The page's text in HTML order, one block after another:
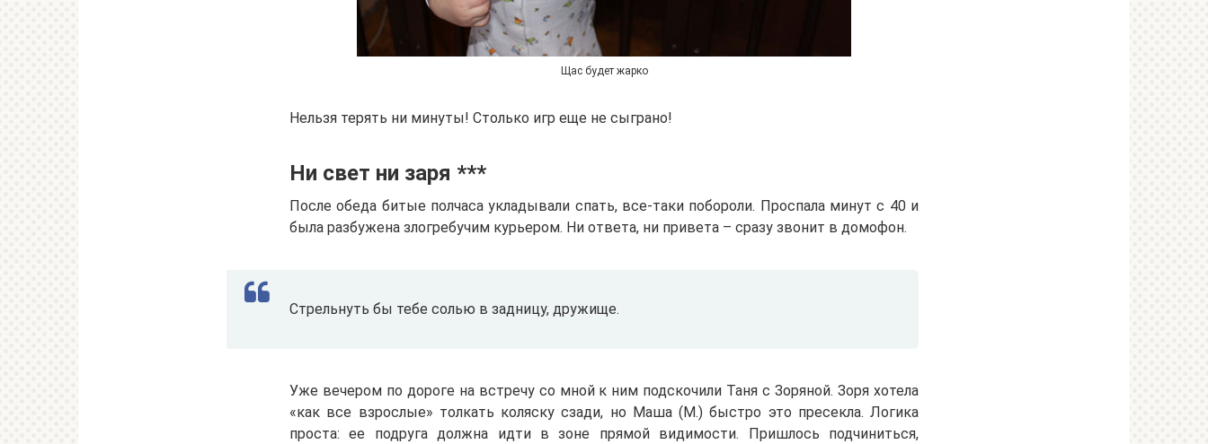
Щас будет жарко
Нельзя терять ни минуты! Столько игр еще не сыграно!
Ни свет ни заря ***
После обеда битые полчаса укладывали спать, все-таки побороли. Проспала минут с 40 и
была разбужена злогребучим курьером. Ни ответа, ни привета – сразу звонит в домофон.
Стрельнуть бы тебе солью в задницу, дружище.
Уже вечером по дороге на встречу со мной к ним подскочили Таня с Зоряной. Зоря хотела
«как все взрослые» толкать коляску сзади, но Маша (М.) быстро это пресекла. Логика
проста: ее подруга должна идти в зоне прямой видимости. Пришлось подчиниться,